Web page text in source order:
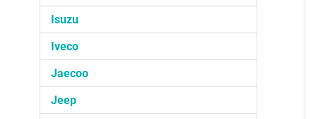
Isuzu
Iveco
Jaecoo
Jeep